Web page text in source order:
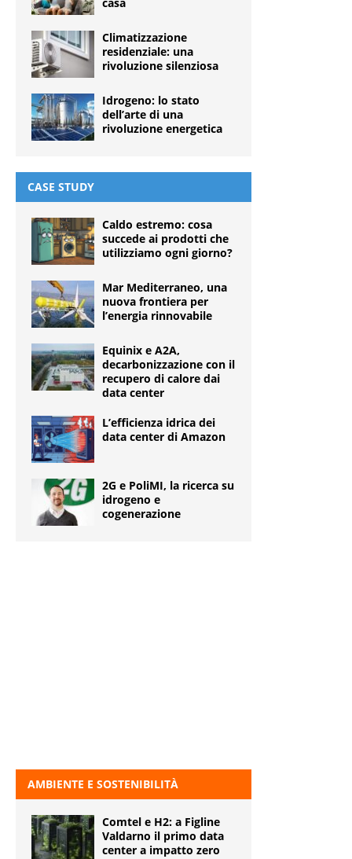
Climatizzazione
residenziale: una
rivoluzione silenziosa
Idrogeno: lo stato
dell’arte di una
rivoluzione energetica
CASE STUDY
Caldo estremo: cosa
succede ai prodotti che
utilizziamo ogni giorno?
Mar Mediterraneo, una
nuova frontiera per
l’energia rinnovabile
Equinix e A2A,
decarbonizzazione con il
recupero di calore dai
data center
L’efficienza idrica dei
data center di Amazon
2G e PoliMI, la ricerca su
idrogeno e
cogenerazione
AMBIENTE E SOSTENIBILITÀ
Comtel e H2: a Figline
Valdarno il primo data
center a impatto zero